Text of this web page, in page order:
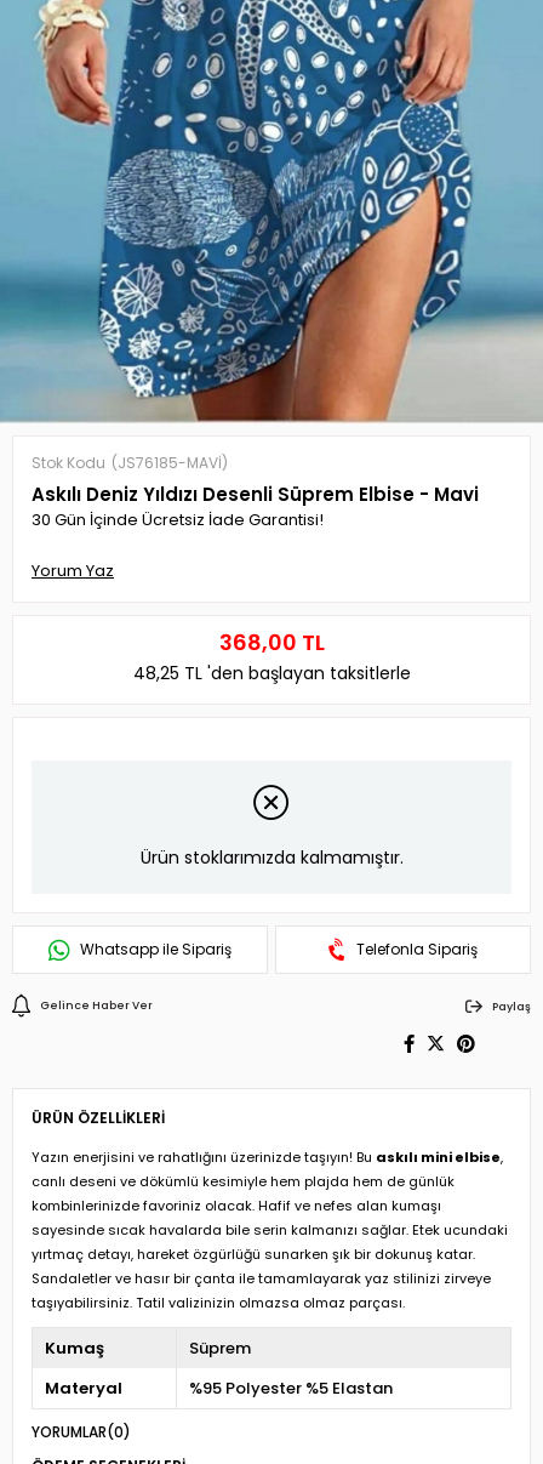
Stok Kodu (JS76185-MAVİ)
Askılı Deniz Yıldızı Desenli Süprem Elbise - Mavi
30 Gün İçinde Ücretsiz İade Garantisi!
Yorum Yaz
368,00 TL
48,25 TL 'den başlayan taksitlerle
Ürün stoklarımızda kalmamıştır.
Whatsapp ile Sipariş Telefonla Sipariş
Gelince Haber Ver Paylaş
ÜRÜN ÖZELLIKLERI
Yazın enerjisini ve rahatlığını üzerinizde taşıyın! Bu askılı mini elbise,
canlı deseni ve dökümlü kesimiyle hem plajda hem de günlük
kombinlerinizde favoriniz olacak. Hafif ve nefes alan kumaşı
sayesinde sıcak havalarda bile serin kalmanızı sağlar. Etek ucundaki
yırtmaç detayı, hareket özgürlüğü sunarken şık bir dokunuş katar.
Sandaletler ve hasır bir çanta ile tamamlayarak yaz stilinizi zirveye
taşıyabilirsiniz. Tatil valizinizin olmazsa olmaz parçası.
Kumaş
Süprem
Materyal
%95 Polyester %5 Elastan
YORUMLAR(0)